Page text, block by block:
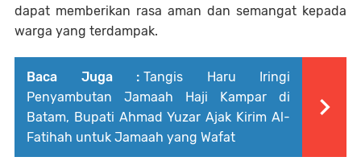
dapat memberikan rasa aman dan semangat kepada
warga yang terdampak.
Baca Juga : Tangis Haru Iringi
Penyambutan Jamaah Haji Kampar di
Batam, Bupati Ahmad Yuzar Ajak Kirim Al-
Fatihah untuk Jamaah yang Wafat